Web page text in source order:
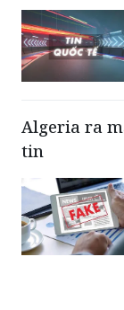
Algeria ra
tin